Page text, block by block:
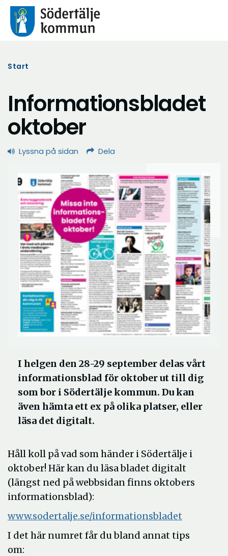
Start
Informationsbladet
oktober
Lyssna på sidan Dela
I helgen den 28-29 september delas vårt
informationsblad för oktober ut till dig
som bor i Södertälje kommun. Du kan
även hämta ett ex på olika platser, eller
läsa det digitalt.
Håll koll på vad som händer i Södertälje i
oktober! Här kan du läsa bladet digitalt
(längst ned på webbsidan finns oktobers
informationsblad):
www.sodertalje.se/informationsbladet
I det här numret får du bland annat tips
om: